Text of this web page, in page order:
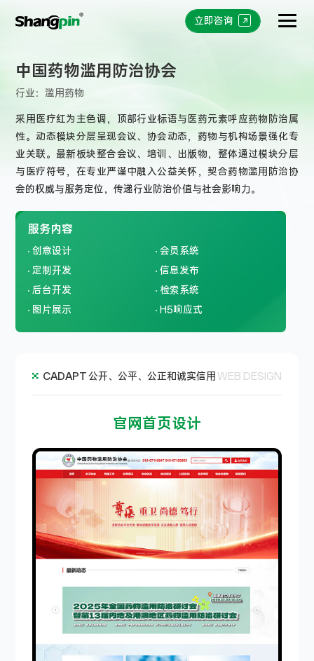
立即咨询
中国药物滥用防治协会
行业：滥用药物
采用医疗红为主色调，顶部行业标语与医药元素呼应药物防治属
性。动态模块分层呈现会议、协会动态，药物与机构场景强化专
业关联。最新板块整合会议、培训、出版物，整体通过模块分层
与医疗符号，在专业严谨中融入公益关怀，契合药物滥用防治协
会的权威与服务定位，传递行业防治价值与社会影响力。
服务内容
创意设计
会员系统
定制开发
信息发布
后台开发
检索系统
图片展示
H5响应式
CADAPT公开、公平、公正和诚实信用 WEB DESIGN
官网首页设计